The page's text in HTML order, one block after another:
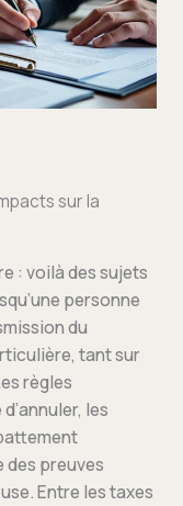
sur la
: voilà des sujets
personne
du
tant sur
règles
les
des preuves
Entre les taxes